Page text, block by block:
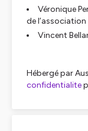
Véronique
de
Vincent
Hébergé par
confidentialite